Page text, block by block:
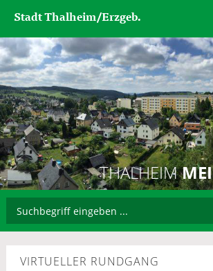
Stadt Thalheim/Erzgeb.
THALHEIM
VIRTUELLER RUNDGANG